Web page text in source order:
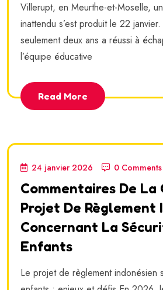
Villerupt, en Meurthe-et-Moselle,
inattendu s’est produit le 22
seulement deux ans a réussi à
l’équipe éducative
Read More
24 janvier 2026 0 Comments
Commentaires De La
Projet De Règlement
Concernant La
Enfants
Le projet de règlement indonésien